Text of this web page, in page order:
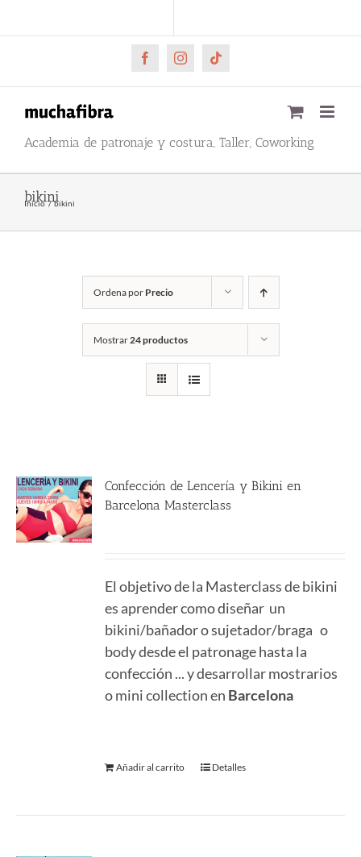
al
FacebookInstagramTiktok
Academia de patronaje y costura, Taller, Coworking
bikini
Inicio bikini
Ordena por Precio
Mostrar24 productos
Confección de Lencería y Bikini en
Barcelona Masterclass
El objetivo de la Masterclass de bikini
es aprender como diseñar un
bikini/bañador o sujetador/braga o
body desde el patronage hasta la
confección ... y desarrollar mostrarios
o mini collection en Barcelona
Añadir al carrito Detalles